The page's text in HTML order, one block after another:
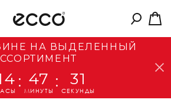
НА ВЫДЕЛЕННЫЙ
: 47
МИНУТЫ
: 30
СЕКУНДЫ